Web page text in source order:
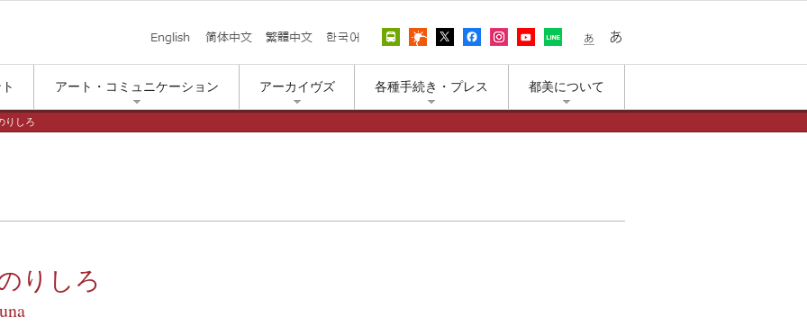
English 简体中文 繁體中文 한국어 アクセス上野公園の天気
エックス（旧ツイッター）
フェイスブック
インスタグラム
ユーチューブ
LINE 小さな文字
アート・コミュニケーション アーカイヴズ 各種手続き・プレス 都美について
りしろ
りしろ